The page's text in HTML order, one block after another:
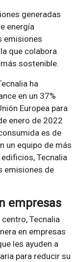
generadas
energía
emisiones
que colabora
sostenible.
ha
en un 37%
Europea para
enero de 2022
es de
un equipo de más
Tecnalia
emisiones de
empresas
Tecnalia
en empresas
les ayuden a
para reducir su